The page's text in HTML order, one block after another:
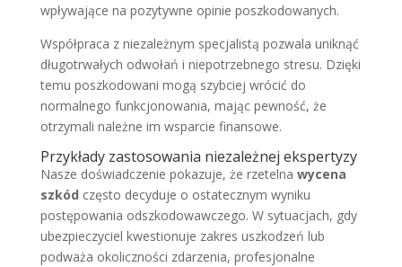
wpływające na pozytywne opinie poszkodowanych.
Współpraca z niezależnym specjalistą pozwala uniknąć
długotrwałych odwołań i niepotrzebnego stresu. Dzięki
temu poszkodowani mogą szybciej wrócić do
normalnego funkcjonowania, mając pewność, że
otrzymali należne im wsparcie finansowe.
Przykłady zastosowania niezależnej ekspertyzy
Nasze doświadczenie pokazuje, że rzetelna wycena
szkód często decyduje o ostatecznym wyniku
postępowania odszkodowawczego. W sytuacjach, gdy
ubezpieczyciel kwestionuje zakres uszkodzeń lub
podważa okoliczności zdarzenia, profesjonalne